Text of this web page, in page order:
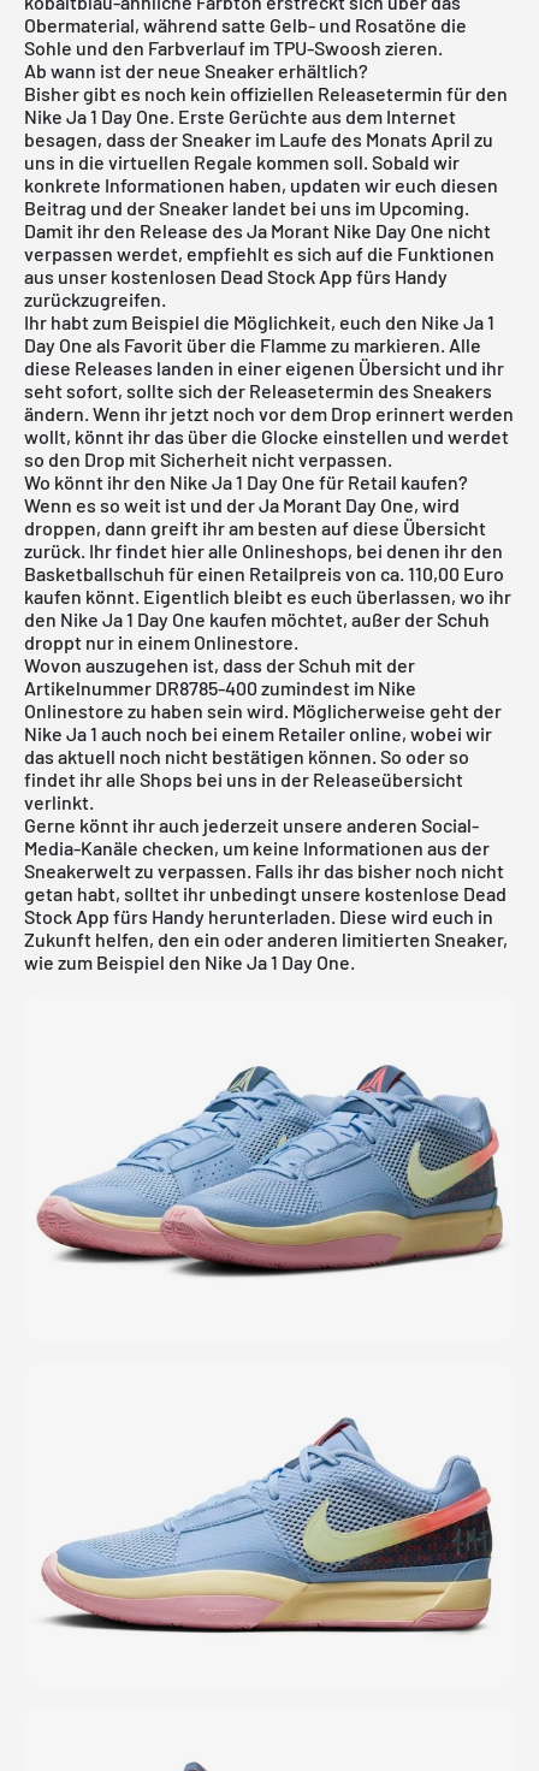
Obermaterial, während satte Gelb- und Rosatöne die
Sohle und den Farbverlauf im TPU-Swoosh zieren.
Ab wann ist der neue Sneaker erhältlich?
Bisher gibt es noch kein offiziellen Releasetermin für den
Nike Ja 1 Day One. Erste Gerüchte aus dem Internet
besagen, dass der Sneaker im Laufe des Monats April zu
uns in die virtuellen Regale kommen soll. Sobald wir
konkrete Informationen haben, updaten wir euch diesen
Beitrag und der Sneaker landet bei uns im Upcoming.
Damit ihr den Release des Ja Morant Nike Day One nicht
verpassen werdet, empfiehlt es sich auf die Funktionen
aus unser kostenlosen Dead Stock App fürs Handy
zurückzugreifen.
Ihr habt zum Beispiel die Möglichkeit, euch den Nike Ja 1
Day One als Favorit über die Flamme zu markieren. Alle
diese Releases landen in einer eigenen Übersicht und ihr
seht sofort, sollte sich der Releasetermin des Sneakers
ändern. Wenn ihr jetzt noch vor dem Drop erinnert werden
wollt, könnt ihr das über die Glocke einstellen und werdet
so den Drop mit Sicherheit nicht verpassen.
Wo könnt ihr den Nike Ja 1 Day One für Retail kaufen?
Wenn es so weit ist und der Ja Morant Day One, wird
droppen, dann greift ihr am besten auf diese Übersicht
zurück. Ihr findet hier alle Onlineshops, bei denen ihr den
Basketballschuh für einen Retailpreis von ca. 110,00 Euro
kaufen könnt. Eigentlich bleibt es euch überlassen, wo ihr
den Nike Ja 1 Day One kaufen möchtet, außer der Schuh
droppt nur in einem Onlinestore.
Wovon auszugehen ist, dass der Schuh mit der
Artikelnummer DR8785-400 zumindest im Nike
Onlinestore zu haben sein wird. Möglicherweise geht der
Nike Ja 1 auch noch bei einem Retailer online, wobei wir
das aktuell noch nicht bestätigen können. So oder so
findet ihr alle Shops bei uns in der Releaseübersicht
verlinkt.
Gerne könnt ihr auch jederzeit unsere anderen Social-
Media-Kanäle checken, um keine Informationen aus der
Sneakerwelt zu verpassen. Falls ihr das bisher noch nicht
getan habt, solltet ihr unbedingt unsere kostenlose Dead
Stock App fürs Handy herunterladen. Diese wird euch in
Zukunft helfen, den ein oder anderen limitierten Sneaker,
wie zum Beispiel den Nike Ja 1 Day One.